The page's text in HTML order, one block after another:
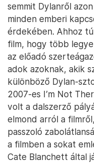
semmit Dylanről
minden emberi
érdekében. Ahhoz
film, hogy több
az előadó
adok azoknak, akik
különböző Dylan-
2007-es I’m Not
volt a dalszerző
elmond arról a
passzoló
a filmben a sokat
Cate Blanchett által